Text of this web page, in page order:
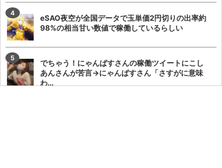
eSAO夜空が全国データで玉単価2円切りの出率約
98%の相当甘い数値で稼働しているらしい
でちゃう！にゃんぱすさんの稼働ツイートにこし
あんさんが苦言→にゃんぱすさん「さすがに意味
わ...